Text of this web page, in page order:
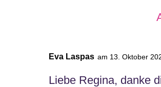
Eva Laspas am 13. Oktober
Liebe Regina, danke